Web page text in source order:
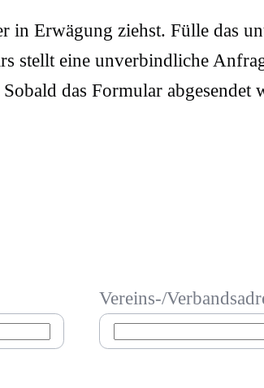
Erwägung ziehst. Fülle das
stellt eine unverbindliche
das Formular abgesendet
Vereins-/